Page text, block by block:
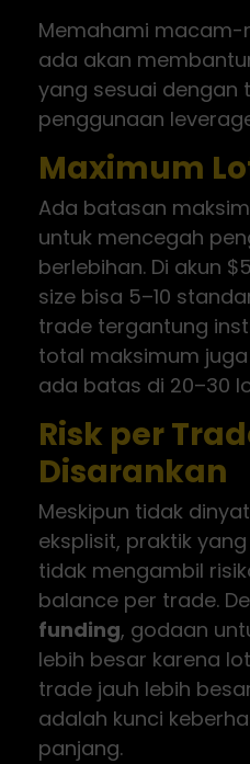
Memahami
ada akan
yang sesuai dengan
penggunaan
Maximum
Ada batasan
untuk mencegah
berlebihan. Di akun
size bisa 5–10
trade tergantung
total maksimum
ada batas di 20–30
Risk per
Disarankan
Meskipun tidak
eksplisit, praktik
tidak mengambil
balance per trade.
funding, godaan
lebih besar karena
trade jauh lebih
adalah kunci
panjang.